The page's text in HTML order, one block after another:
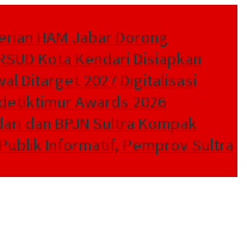
HAM Jabar ‎Dorong
Kota Kendari Disiapkan
Ditarget 2027Digitalisasi
Awards 2026
dan BPJN Sultra Kompak
Informatif, Pemprov Sultra